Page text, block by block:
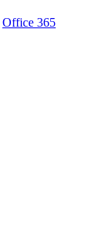
Office 365